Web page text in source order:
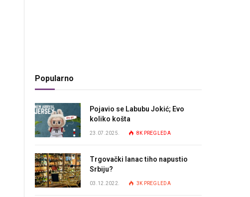
Popularno
Pojavio se Labubu Jokić; Evo
koliko košta
23.07.2025. 8K PREGLEDA
Trgovački lanac tiho napustio
Srbiju?
03.12.2022. 3K PREGLEDA